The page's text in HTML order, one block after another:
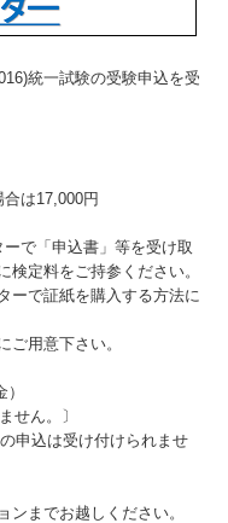
統一試験の受験申込を受
は17,000円
で「申込書」等を受け取
検定料をご持参ください。
ーで証紙を購入する方法に
用意下さい。
せん。〕
申込は受け付けられませ
ンまでお越しください。